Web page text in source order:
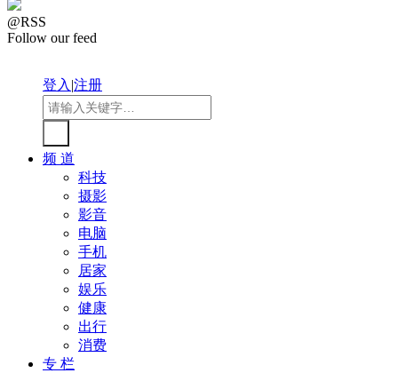
@RSS
Follow our feed
登入|注册
频 道
科技
摄影
影音
电脑
手机
居家
娱乐
健康
出行
消费
专 栏